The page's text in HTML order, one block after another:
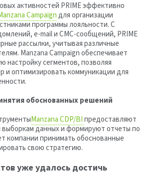
активностей PRIME эффективно
Campaignдля организации
программы лояльности. С
e-mail и СМС-сообщений, PRIME
рассылки, учитывая различные
Manzana Campaign обеспечивает
настройку сегментов, позволяя
и оптимизировать коммуникации для
обоснованных решений
Manzana CDP/BIпредоставляют
выборкам данных и формируют отчеты по
компании принимать обоснованные
свою стратегию.
уже удалось достичь